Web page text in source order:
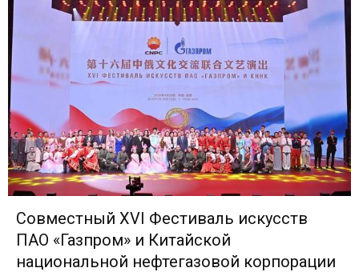
Совместный XVI Фестиваль искусств
ПАО «Газпром» и Китайской
национальной нефтегазовой корпорации